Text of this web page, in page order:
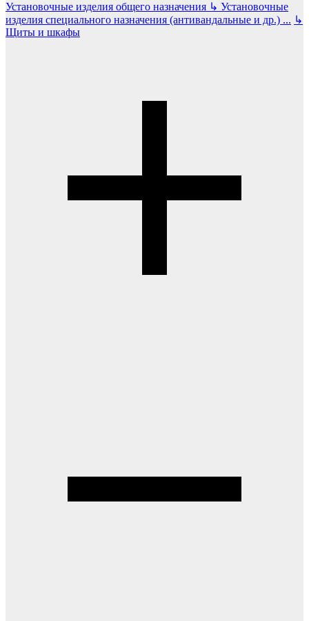
Установочные изделия общего назначения ↳ Установочные
изделия специального назначения (антивандальные и др.) ... ↳
Щиты и шкафы